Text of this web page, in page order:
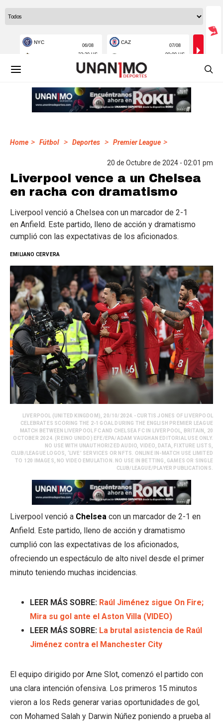
Home > Fútbol > Deportes > Premier League >
20 de Octubre de 2024 - 02:01 pm
Liverpool vence a un Chelsea
en racha con dramatismo
Liverpool venció a Chelsea con un marcador de 2-1
en Anfield. Este partido, lleno de acción y dramatismo
cumplió con las expectativas de los aficionados.
EMILIANO CERVERA
LIVERPOOL (UNITED KINGDOM), 20/10/2024.- CURTIS JONES OF LIVERPOOL
CELEBRATES SCORING THE 2-1 GOAL DURING THE ENGLISH PREMIER LEAGUE
MATCH BETWEEN LIVERPOOL FC AND CHELSEA FC IN LIVERPOOL, BRITAIN, 20
OCTOBER 2024. (REINO UNIDO) EFE/EPA/ADAM VAUGHAN EDITORIAL USE ONLY.
NO USE WITH UNAUTHORIZED AUDIO, VIDEO, DATA, FIXTURE LISTS,
CLUB/LEAGUE LOGOS, ‘LIVE’ SERVICES OR NFTS. ONLINE IN-MATCH USE LIMITED
TO 120 IMAGES, NO VIDEO EMULATION. NO USE IN BETTING, GAMES OR SINGLE
CLUB/LEAGUE/PLAYER PUBLICATIONS.
Liverpool venció a Chelsea con un marcador de 2-1 en
Anfield. Este partido, lleno de acción y dramatismo
cumplió con las expectativas de los aficionados,
ofreciendo un espectáculo de alto nivel desde el primer
minuto teniendo muchas incidencias.
LEER MÁS SOBRE: Raúl Jiménez sigue On Fire;
Mira su gol ante el Aston Villa (VIDEO)
LEER MÁS SOBRE: La brutal asistencia de Raúl
Jiménez contra el Manchester City
El equipo dirigido por Arne Slot, comenzó el partido con
una clara intención ofensiva. Los primeros 15 minutos
vieron a los Reds generar varias oportunidades de gol,
con Mohamed Salah y Darwin Núñez poniendo a prueba al